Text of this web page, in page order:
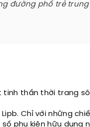
đường phố trẻ trung
thần thời trang
Chỉ với những
phụ kiện hữu dụng